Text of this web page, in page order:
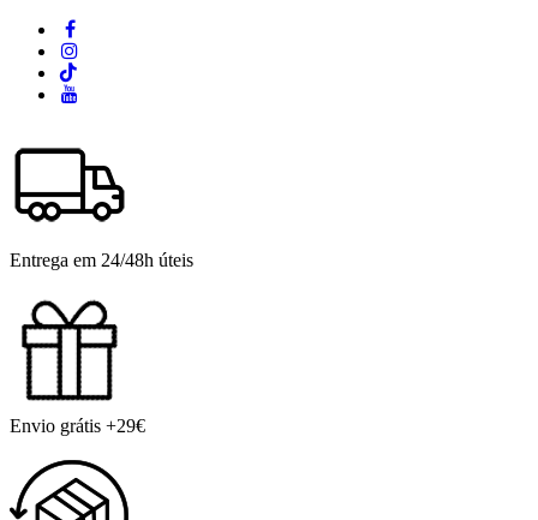
Entrega em 24/48h úteis
Envio grátis +29€